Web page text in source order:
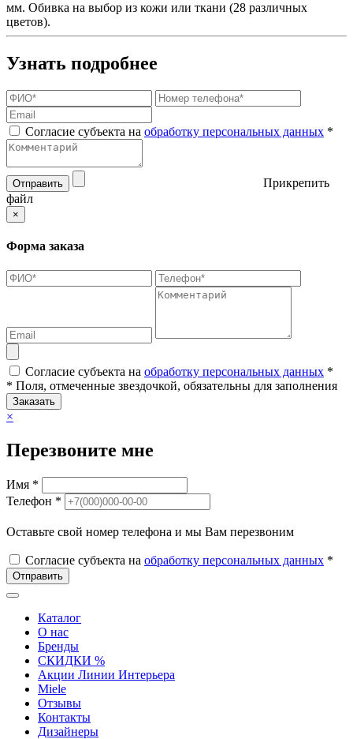
мм. Обивка на выбор из кожи или ткани (28 различных
цветов).
Узнать подробнее
Согласие субъекта на обработку персональных данных *
Отправить
Прикрепить
файл
×
Форма заказа
Согласие субъекта на обработку персональных данных *
* Поля, отмеченные звездочкой, обязательны для заполнения
Заказать
×
Перезвоните мне
Имя *
Телефон *
Оставьте свой номер телефона и мы Вам перезвоним
Согласие субъекта на обработку персональных данных *
Отправить
Каталог
О нас
Бренды
СКИДКИ %
Акции Линии Интерьера
Miele
Отзывы
Контакты
Дизайнеры